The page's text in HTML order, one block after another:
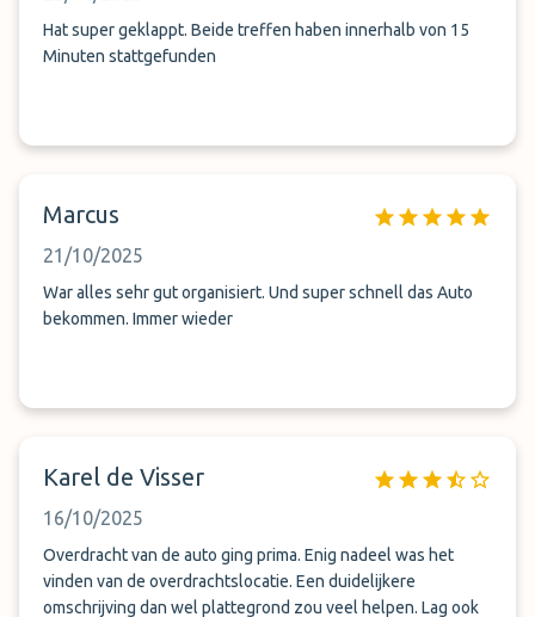
Hat super geklappt. Beide treffen haben innerhalb von 15
Minuten stattgefunden
Marcus
21/10/2025
War alles sehr gut organisiert. Und super schnell das Auto
bekommen. Immer wieder
Karel de Visser
16/10/2025
Overdracht van de auto ging prima. Enig nadeel was het
vinden van de overdrachtslocatie. Een duidelijkere
omschrijving dan wel plattegrond zou veel helpen. Lag ook